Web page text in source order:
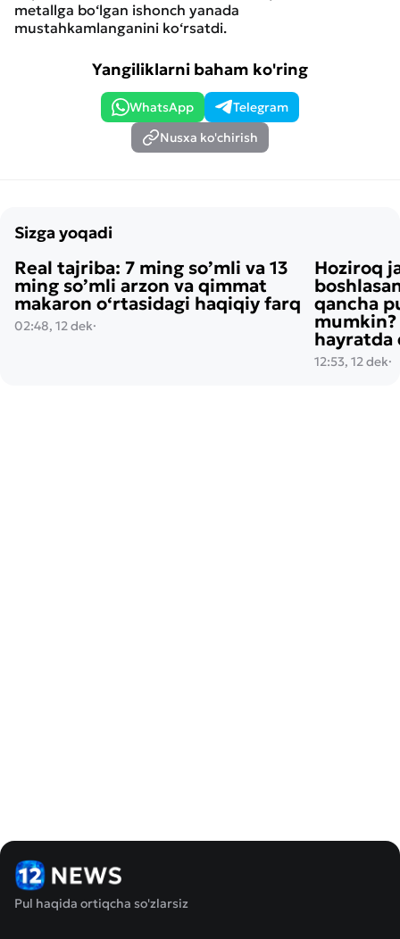
metallga bo‘lgan ishonch yanada
mustahkamlanganini ko‘rsatdi.
Yangiliklarni baham ko'ring
WhatsApp
Telegram
Nusxa ko'chirish
Sizga yoqadi
Real tajriba: 7 ming so’mli va 13
ming so’mli arzon va qimmat
makaron o‘rtasidagi haqiqiy farq
02:48, 12 dek·
Hoziroq
qancha
mumkin?
hayratda
12:53, 12 dek·
Pul haqida ortiqcha so'zlarsiz